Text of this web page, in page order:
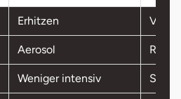
Erhitzen
Aerosol Rauch
Weniger intensiv